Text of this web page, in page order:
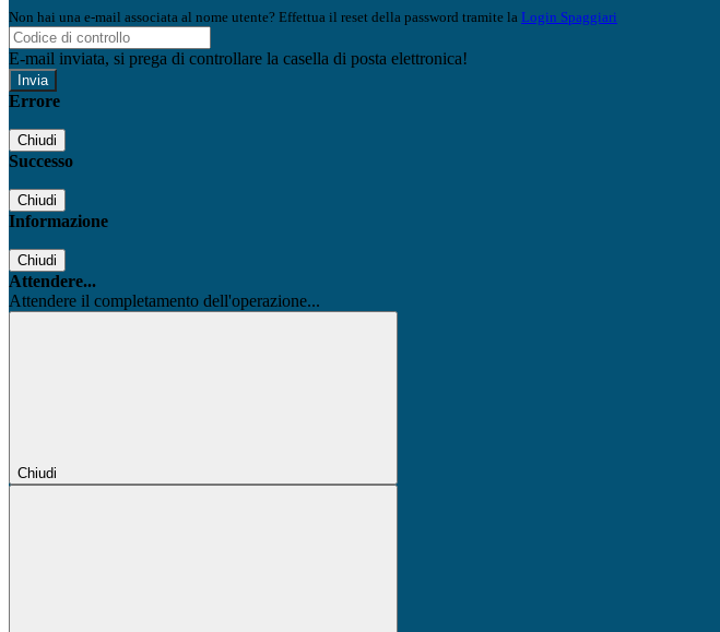
Non hai una e-mail associata al nome utente? Effettua il reset della password tramite la Login Spaggiari
E-mail inviata, si prega di controllare la casella di posta elettronica!
Errore
Chiudi
Successo
Chiudi
Informazione
Chiudi
Attendere...
Attendere il completamento dell'operazione...
Chiudi